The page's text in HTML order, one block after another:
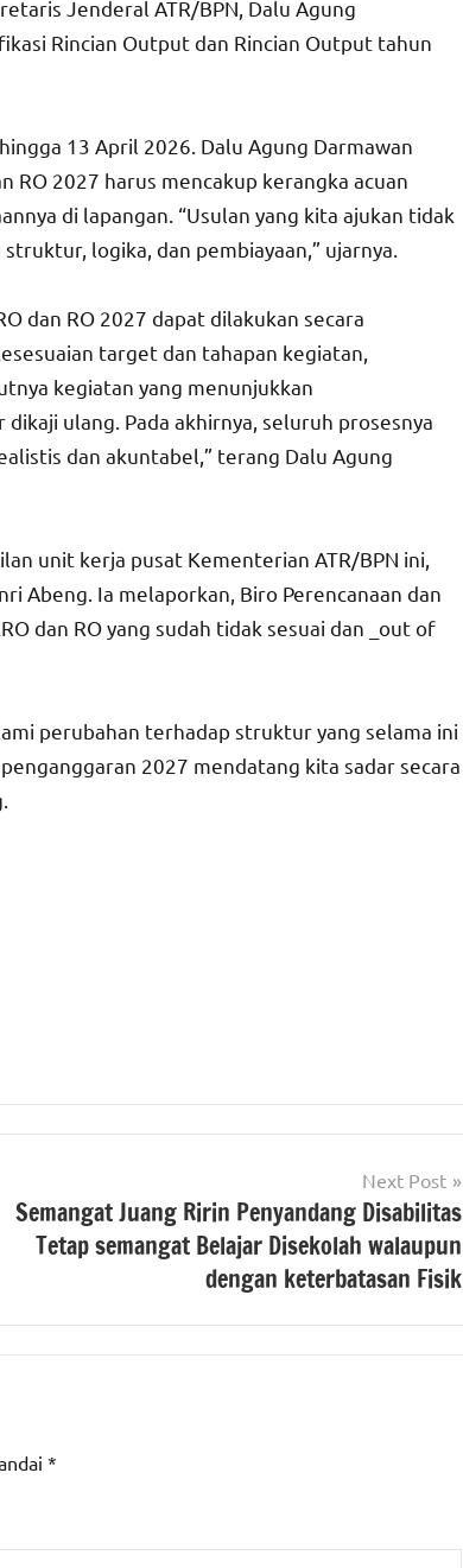
Jenderal ATR/BPN, Dalu Agung
Rincian Output dan Rincian Output tahun
13 April 2026. Dalu Agung Darmawan
RO 2027 harus mencakup kerangka acuan
di lapangan. “Usulan yang kita ajukan tidak
logika, dan pembiayaan,” ujarnya.
dan RO 2027 dapat dilakukan secara
target dan tahapan kegiatan,
kegiatan yang menunjukkan
ulang. Pada akhirnya, seluruh prosesnya
dan akuntabel,” terang Dalu Agung
unit kerja pusat Kementerian ATR/BPN ini,
Abeng. Ia melaporkan, Biro Perencanaan dan
dan RO yang sudah tidak sesuai dan _out of
perubahan terhadap struktur yang selama ini
2027 mendatang kita sadar secara
Next Post
Semangat Juang Ririn Penyandang Disabilitas
Tetap semangat Belajar Disekolah walaupun
dengan keterbatasan Fisik
*